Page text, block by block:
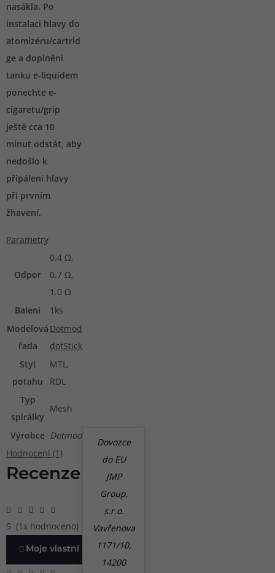
nasákla. Po
instalaci hlavy do
atomizéru/cartrid
ge a doplnění
tanku e-liquidem
ponechte e-
cigaretu/grip
ještě cca 10
minut odstát, aby
nedošlo k
připálení hlavy
při prvním
žhavení.
Parametry
Odpor
0.4 Ω,
0.7 Ω,
1.0 Ω
Balení
1ks
Modelová
řada
Dotmod
dotStick
Styl
potahu
MTL,
RDL
Typ
spirálky
Mesh
Výrobce Dotmod
Dovozce
do EU
JMP
Group,
s.r.o.
Vavřenova
1171/10,
14200
Hodnocení (1)
Recenze
5 (1x hodnoceno)
Moje vlastní zkušenost